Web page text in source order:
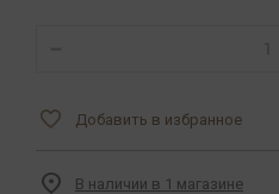
Добавить в избранное
В наличии в 1 магазине